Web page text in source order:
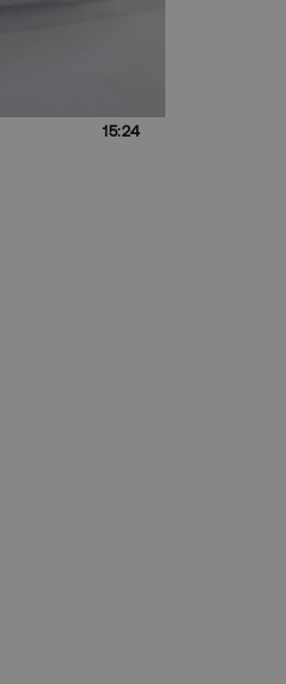
15:24